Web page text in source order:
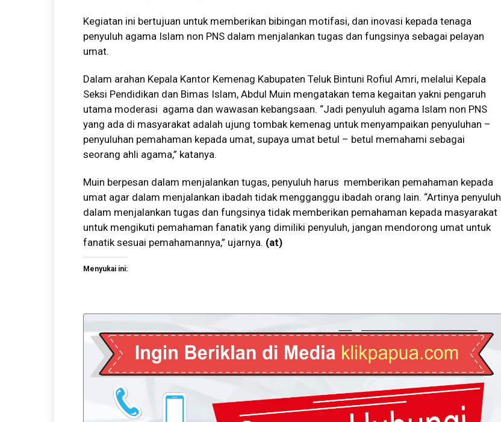
Kegiatan ini bertujuan untuk memberikan bibingan motifasi, dan inovasi kepada tenaga
penyuluh agama Islam non PNS dalam menjalankan tugas dan fungsinya sebagai pelayan
umat.
Dalam arahan Kepala Kantor Kemenag Kabupaten Teluk Bintuni Rofiul Amri, melalui Kepala
Seksi Pendidikan dan Bimas Islam, Abdul Muin mengatakan tema kegaitan yakni pengaruh
utama moderasi agama dan wawasan kebangsaan. “Jadi penyuluh agama Islam non PNS
yang ada di masyarakat adalah ujung tombak kemenag untuk menyampaikan penyuluhan –
penyuluhan pemahaman kepada umat, supaya umat betul – betul memahami sebagai
seorang ahli agama,” katanya.
Muin berpesan dalam menjalankan tugas, penyuluh harus memberikan pemahaman kepada
umat agar dalam menjalankan ibadah tidak mengganggu ibadah orang lain. “Artinya penyuluh
dalam menjalankan tugas dan fungsinya tidak memberikan pemahaman kepada masyarakat
untuk mengikuti pemahaman fanatik yang dimiliki penyuluh, jangan mendorong umat untuk
fanatik sesuai pemahamannya,” ujarnya. (at)
Menyukai ini: